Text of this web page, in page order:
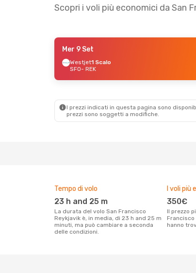
Scopri i voli più economici da San
- Mer 9 Set
1 Scalo
Mer 9 Set
Westjet1 Scalo
SFO- REK
I prezzi indicati in questa pagina sono
prezzi sono soggetti a modifiche.
Tempo di volo
23 h and 25 m
La durata del volo San Francisco
Reykjavik è, in media, di 23 h and 25 m
minuti, ma può cambiare a seconda
delle condizioni.
I voli più
350€
Il prezzo più basso per un volo San
hanno